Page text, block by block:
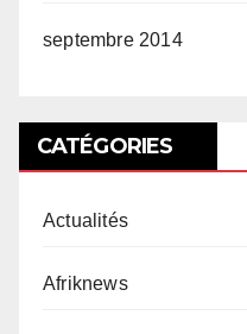
septembre 2014
CATÉGORIES
Actualités
Afriknews